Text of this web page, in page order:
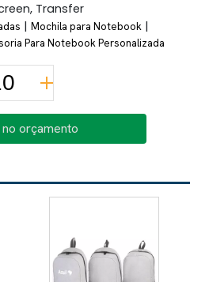
Transfer
| Mochila para Notebook |
Para Notebook Personalizada
orçamento